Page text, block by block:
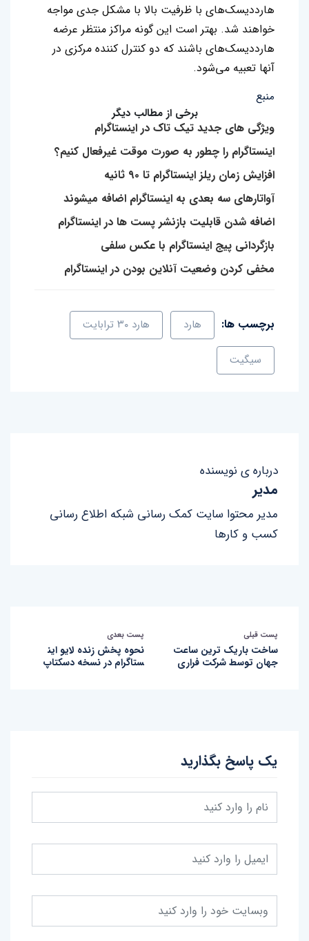
هارددیسک‌های با ظرفیت بالا با مشکل جدی مواجه
خواهند شد. بهتر است این گونه مراکز منتظر عرضه
هارددیسک‌های باشند که دو کنترل کننده مرکزی در
آنها تعبیه می‌شود.
منبع
برخی از مطالب دیگر
ویژگی های جدید تیک تاک در اینستاگرام
اینستاگرام را چطور به صورت موقت غیرفعال کنیم؟
افزایش زمان ریلز اینستاگرام تا ۹۰ ثانیه
آواتارهای سه بعدی به اینستاگرام اضافه میشوند
اضافه شدن قابلیت بازنشر پست ها در اینستاگرام
بازگردانی پیج اینستاگرام با عکس سلفی
مخفی کردن وضعیت آنلاین بودن در اینستاگرام
برچسب ها: هارد هارد ۳۰ ترابایت
سیگیت
درباره ی نویسنده
مدیر
مدیر محتوا سایت کمک رسانی شبکه اطلاع رسانی
کسب و کارها
پست قبلی
ساخت باریک ترین ساعت
جهان توسط شرکت فراری
پست بعدی
نحوه پخش زنده لایو این
ستاگرام در نسخه دسکتاپ
یک پاسخ بگذارید